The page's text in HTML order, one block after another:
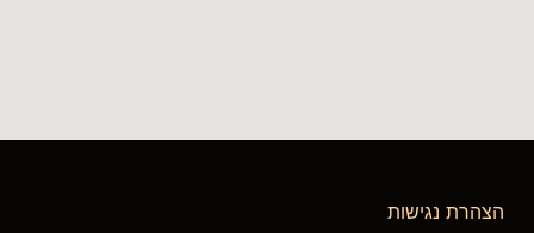
הצהרת נגישות